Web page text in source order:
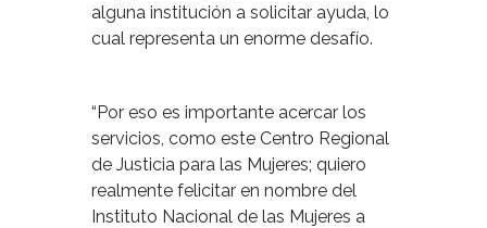
alguna institución a solicitar ayuda, lo
cual representa un enorme desafío.
“Por eso es importante acercar los
servicios, como este Centro Regional
de Justicia para las Mujeres; quiero
realmente felicitar en nombre del
Instituto Nacional de las Mujeres a